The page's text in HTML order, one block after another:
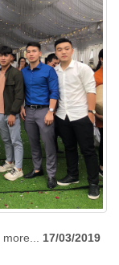
more...
17/03/2019